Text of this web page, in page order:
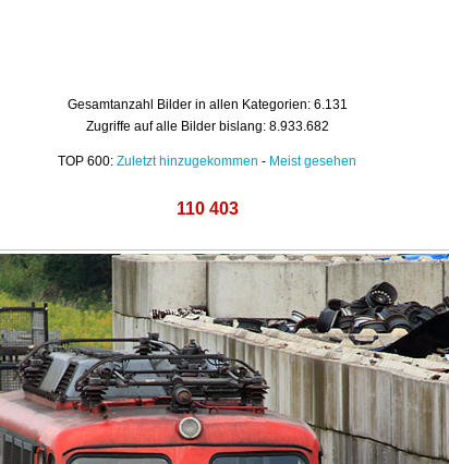
Gesamtanzahl Bilder in allen Kategorien: 6.131
Zugriffe auf alle Bilder bislang: 8.933.682
TOP 600:Zuletzt hinzugekommen - Meist gesehen
110 403